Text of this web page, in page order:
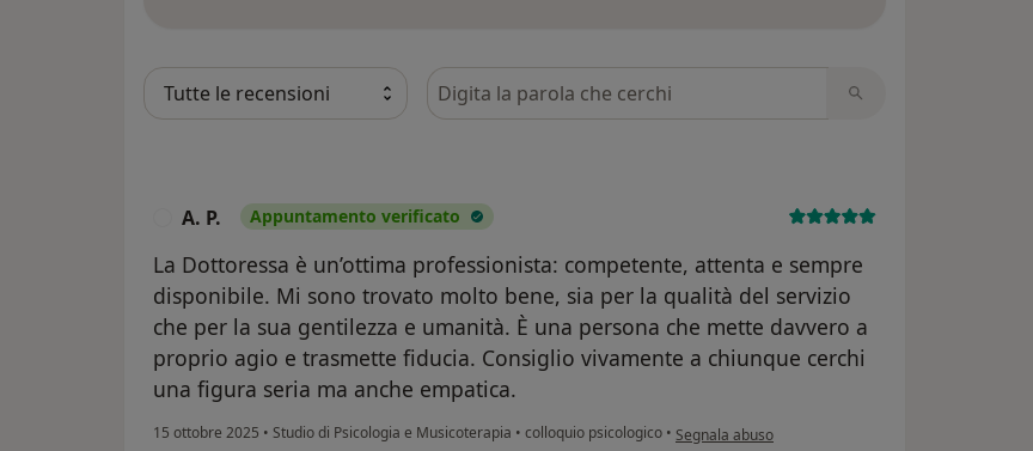
Cerca nelle recensioni
A. P. Appuntamento verificato
La Dottoressa è un’ottima professionista: competente, attenta e sempre
disponibile. Mi sono trovato molto bene, sia per la qualità del servizio
che per la sua gentilezza e umanità. È una persona che mette davvero a
proprio agio e trasmette fiducia. Consiglio vivamente a chiunque cerchi
una figura seria ma anche empatica.
15 ottobre 2025 • Studio di Psicologia e Musicoterapia • colloquio psicologico • secondo l'opinione dell'utente A. P.
Segnala abuso